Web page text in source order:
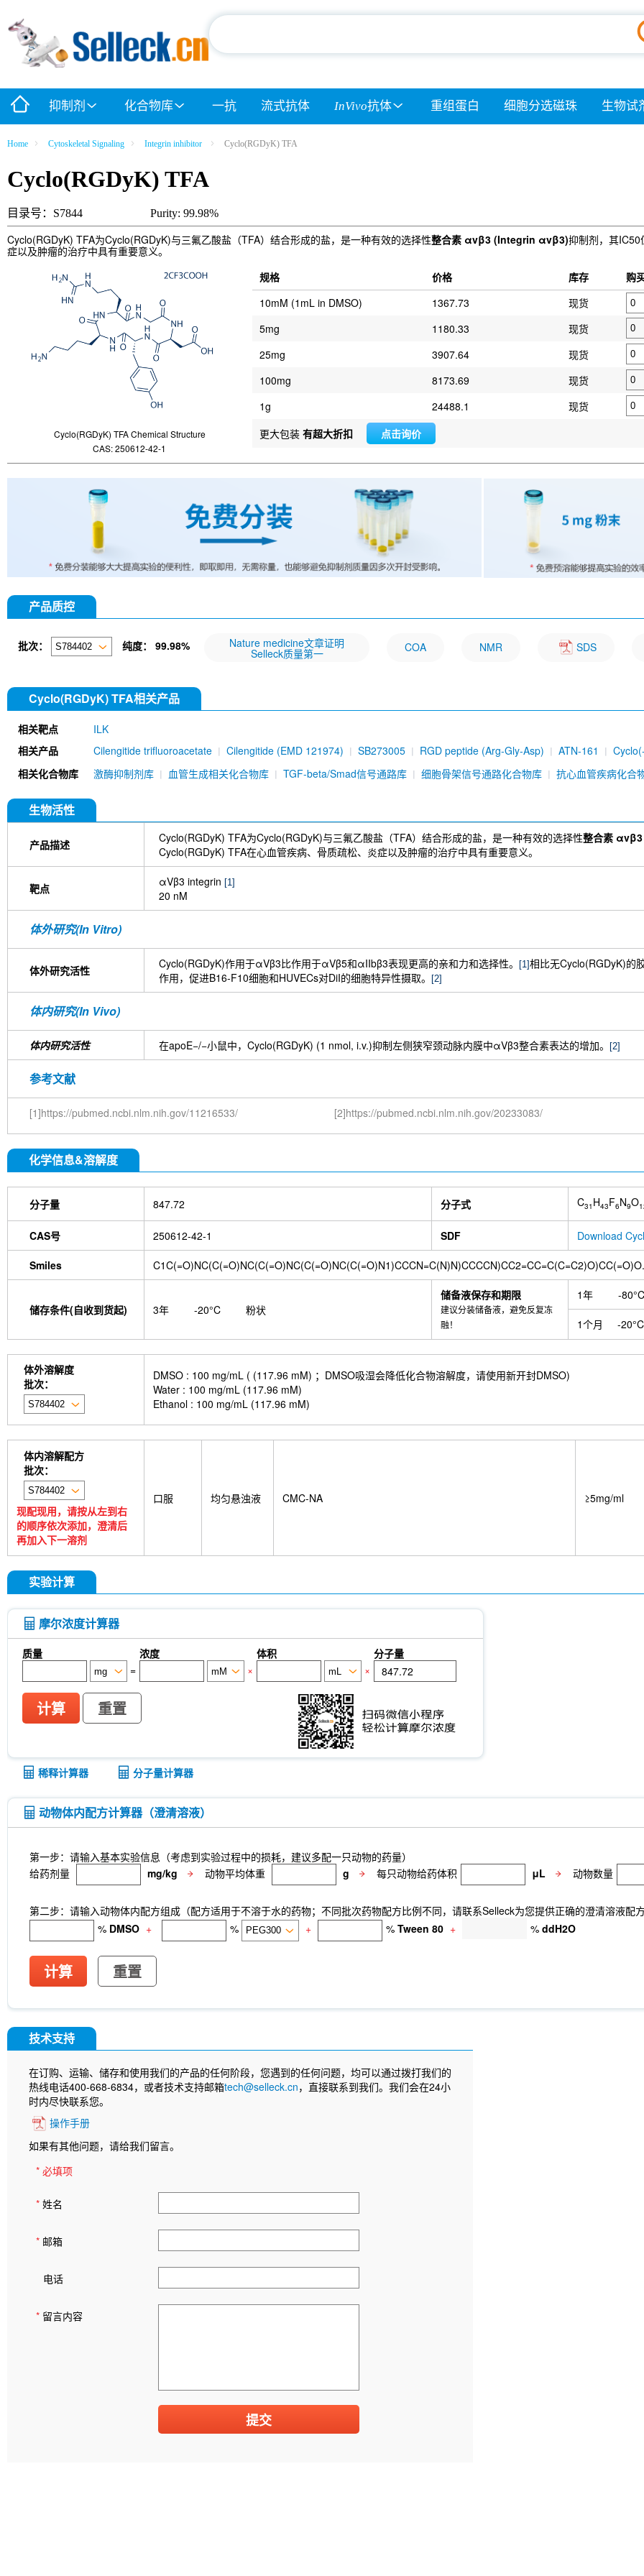
抑制剂 化合物库 一抗 流式抗体 InVivo抗体 重组蛋白 细胞分选磁珠 生物试
Home Cytoskeletal Signaling Integrin inhibitor Cyclo(RGDyK) TFA
Cyclo(RGDyK) TFA
目录号：S7844 Purity: 99.98%
Cyclo(RGDyK) TFA为Cyclo(RGDyK)与三氟乙酸盐（TFA）结合形成的盐，是一种有效的选择性整合素 αvβ3 (Integrin αvβ3)抑制剂，其
症以及肿瘤的治疗中具有重要意义。
Cyclo(RGDyK) TFA Chemical Structure
CAS: 250612-42-1
规格 价格 库存
购
10mM (1mL in DMSO)
1367.73
现货
5mg
1180.33
现货
25mg
3907.64
现货
100mg
8173.69
现货
1g
24488.1
现货
更大包装 有超大折扣 点击询价
产品质控
批次： 纯度： 99.98% Nature medicine文章证明
Selleck质量第一 COA NMR SDS
Cyclo(RGDyK) TFA相关产品
相关靶点
ILK
相关产品
Cilengitide trifluoroacetate Cilengitide (EMD 121974) SB273005 RGD peptide (Arg-Gly-Asp) ATN-161
A286982
GLPG0187 ADAM10 Antibody (Rabbit mAb) [M11K14]
相关化合物库 激酶抑制剂库 血管生成相关化合物库 TGF-beta/Smad信号通路库 细胞骨架信号通路化合物库 抗心血管疾病化合
生物活性
产品描述 Cyclo(RGDyK) TFA为Cyclo(RGDyK)与三氟乙酸盐（TFA）结合形成的盐，是一种有效的选择性整合素
Cyclo(RGDyK) TFA在心血管疾病、骨质疏松、炎症以及肿瘤的治疗中具有重要意义。
靶点 αVβ3 integrin [1]
20 nM
体外研究(In Vitro)
体外研究活性 Cyclo(RGDyK)作用于αVβ3比作用于αVβ5和αIIbβ3表现更高的亲和力和选择性。 [1]相比无Cyclo(RGDyK)的
作用，促进B16-F10细胞和HUVECs对DiI的细胞特异性摄取。
[2]
体内研究(In Vivo)
体内研究活性 在apoE−/−小鼠中，Cyclo(RGDyK) (1 nmol, i.v.)抑制左侧狭窄颈动脉内膜中αVβ3整合素表达的增加。 [2]
参考文献
[1]https://pubmed.ncbi.nlm.nih.gov/11216533/ [2]https://pubmed.ncbi.nlm.nih.gov/20233083/
化学信息&溶解度
分子量 847.72 分子式 C31 H43F6N9O
CAS号 250612-42-1 SDF Download
Smiles
储存条件(自收到货起) 3年 -20°C 粉状
储备液保存和期限
建议分装储备液，避免反复冻
融！
1年 -80°C
1个月 -20°C
体外溶解度
批次：
DMSO : 100 mg/mL ( (117.96 mM) ；DMSO吸湿会降低化合物溶解度，请使用新开封DMSO)
Water : 100 mg/mL (117.96 mM)
Ethanol : 100 mg/mL (117.96 mM)
体内溶解配方
批次：
现配现用，请按从左到右
的顺序依次添加，澄清后
再加入下一溶剂
口服 均匀悬浊液 CMC-NA ≥5mg/ml
实验计算
摩尔浓度计算器
质量 浓度 体积
分子量
=
× ×
计算 重置
稀释计算器 分子量计算器
动物体内配方计算器（澄清溶液）
第一步：请输入基本实验信息（考虑到实验过程中的损耗，建议多配一只动物的药量）
给药剂量
mg/kg 动物平均体重 g 每只动物给药体积 μL 动物数量
第二步：请输入动物体内配方组成（配方适用于不溶于水的药物；不同批次药物配方比例不同，请联系Selleck为您提供正确的澄清溶液配
% DMSO + % + % Tween 80 + % ddH2O
计算 重置
技术支持
在订购、运输、储存和使用我们的产品的任何阶段，您遇到的任何问题，均可以通过拨打我们的
热线电话400-668-6834，或者技术支持邮箱tech@selleck.cn，直接联系到我们。我们会在24小
时内尽快联系您。
操作手册
如果有其他问题，请给我们留言。
* 必填项
* 姓名
* 邮箱
电话
* 留言内容